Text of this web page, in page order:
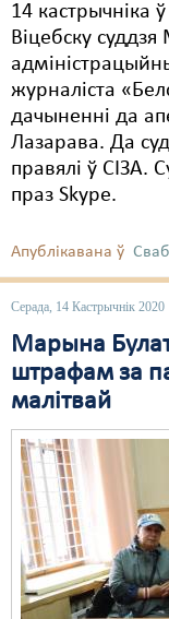
14 кастрычніка
Віцебску
журналіста
дачыненні да
Лазарава. Да
правялі ў СІЗА.
праз Skype.
Апублікавана ў
Серада, 14 Кастрычнік 2020
Марына
штрафам за
малітвай
Мірныя сходы
Палітвязьні
Праваабаронцы
Правы дзіцяці
Пэнітэнцыярная
Рознае
Свабода сумленьня
Суд
Сьмяротнае
Экалёгія
Правы працоўных
Сацыяльныя правы